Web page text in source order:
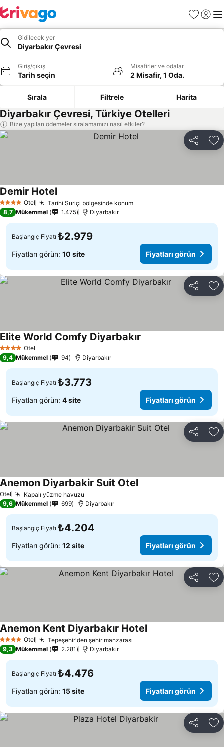
Favoriler
Giriş
Gidilecek yer
Diyarbakır Çevresi
Giriş/çıkış
Tarih seçin
Misafirler ve odalar
2 Misafir, 1 Oda.
Sırala Filtrele Harita
Diyarbakır Çevresi, Türkiye Otelleri
Bize yapılan ödemeler sıralamamızı nasıl etkiler?
Paylaş
4 Yıldız Otel Tarihi Suriçi bölgesinde konumFiyatları görün
Demir HotelFiyatları görün
8,7 Mükemmel 1.475 Diyarbakır
Başlangıç Fiyatı ₺2.979
Fiyatları görün: 10 site Fiyatları görün
Paylaş
4 Yıldız Otel
Elite World Comfy Diyarbakır
9,4 Mükemmel 94 Diyarbakır
Başlangıç Fiyatı ₺3.773
Fiyatları görün: 4 site Fiyatları görün
Paylaş
Otel Kapalı yüzme havuzu
Anemon Diyarbakir Suit OtelFiyatları görün
9,6 Mükemmel 699 Diyarbakır
Başlangıç Fiyatı ₺4.204
Fiyatları görün: 12 site Fiyatları görün
Paylaş
4 Yıldız Otel Tepeşehir'den şehir manzarası
Anemon Kent Diyarbakır HotelFiyatları görün
9,3 Mükemmel 2.281 Diyarbakır
Başlangıç Fiyatı ₺4.476
Fiyatları görün: 15 site Fiyatları görün
Paylaş